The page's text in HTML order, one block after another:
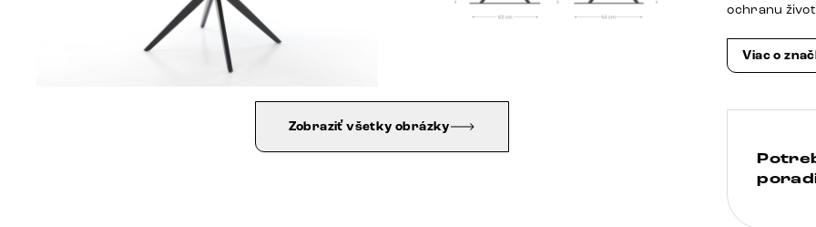
Zobraziť všetky obrázky
ochranu
Viac o